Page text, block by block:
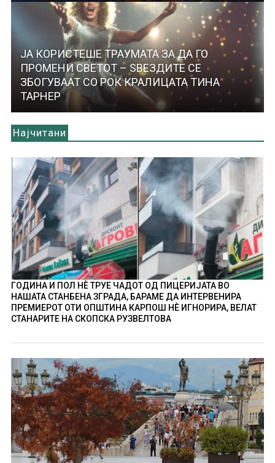
ЈА КОРИСТЕШЕ ТРАУМАТА ЗА ДА ГО
ПРОМЕНИ СВЕТОТ – ЅВЕЗДИТЕ СЕ
ЗБОГУВААТ СО РОК КРАЛИЦАТА ТИНА
ТАРНЕР
Најчитани
ГОДИНА И ПОЛ НÈ ТРУЕ ЧАДОТ ОД ПИЦЕРИЈАТА ВО
НАШАТА СТАНБЕНА ЗГРАДА, БАРАМЕ ДА ИНТЕРВЕНИРА
ПРЕМИЕРОТ ОТИ ОПШТИНА КАРПОШ НÈ ИГНОРИРА, ВЕЛАТ
СТАНАРИТЕ НА СКОПСКА РУЗВЕЛТОВА